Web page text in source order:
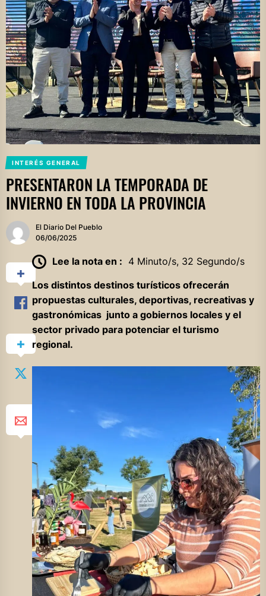
INTERÉS GENERAL
PRESENTARON LA TEMPORADA DE
INVIERNO EN TODA LA PROVINCIA
El Diario Del Pueblo
06/06/2025
Lee la nota en : 4 Minuto/s, 32 Segundo/s
Los distintos destinos turísticos ofrecerán
propuestas culturales, deportivas, recreativas y
gastronómicas junto a gobiernos locales y el
sector privado para potenciar el turismo
regional.